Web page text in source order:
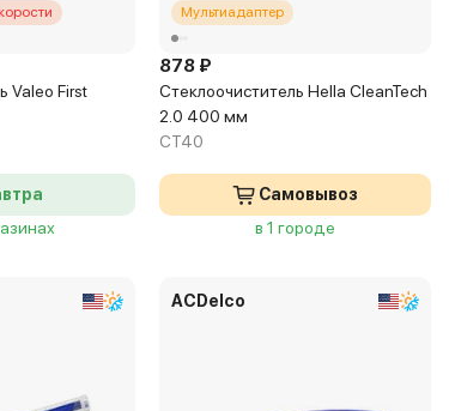
Valeo First
Мультиадаптер
878 ₽
Стеклоочиститель Hella CleanTech
2.0 400 мм
CT40
Самовывоз
в 1 городе
ACDelco